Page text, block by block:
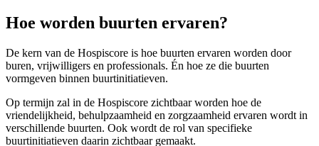
Hoe worden buurten ervaren?
De kern van de Hospiscore is hoe buurten ervaren worden door
buren, vrijwilligers en professionals. Én hoe ze die buurten
vormgeven binnen buurtinitiatieven.
Op termijn zal in de Hospiscore zichtbaar worden hoe de
vriendelijkheid, behulpzaamheid en zorgzaamheid ervaren wordt in
verschillende buurten. Ook wordt de rol van specifieke
buurtinitiatieven daarin zichtbaar gemaakt.